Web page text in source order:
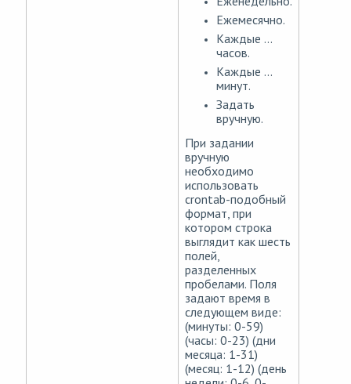
Ежемесячно.
Каждые ...
часов.
Каждые ...
минут.
Задать
вручную.
При задании
вручную
необходимо
использовать
crontab-подобный
формат, при
котором строка
выглядит как шесть
полей,
разделенных
пробелами. Поля
задают время в
следующем виде:
(минуты: 0-59)
(часы: 0-23) (дни
месяца: 1-31)
(месяц: 1-12) (день